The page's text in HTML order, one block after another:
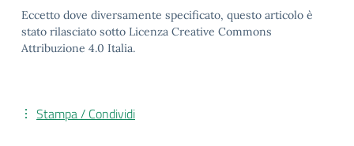
Eccetto dove diversamente specificato, questo articolo è
stato rilasciato sotto Licenza Creative Commons
Attribuzione 4.0 Italia.
Stampa / Condividi